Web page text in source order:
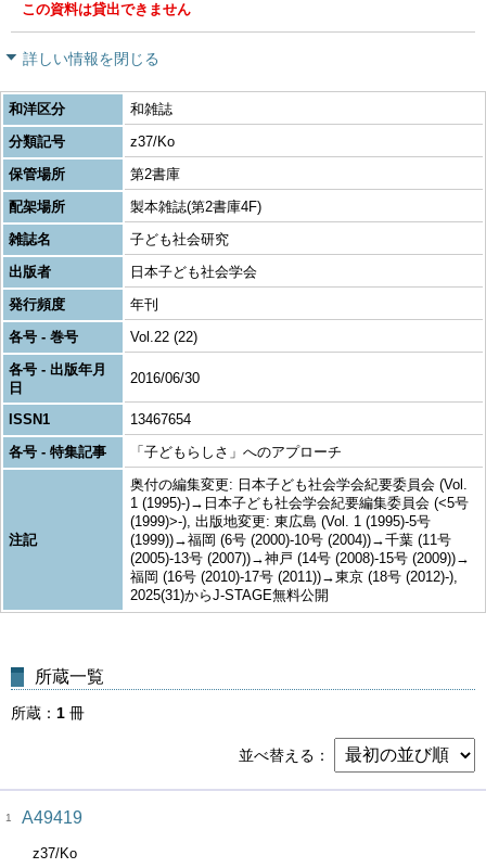
この資料は貸出できません
詳しい情報を閉じる
和洋区分
和雑誌
分類記号
z37/Ko
保管場所
第2書庫
配架場所
製本雑誌(第2書庫4F)
雑誌名
子ども社会研究
出版者
日本子ども社会学会
発行頻度
年刊
各号 - 巻号
Vol.22 (22)
各号 - 出版年月
日
2016/06/30
ISSN1
13467654
各号 - 特集記事
「子どもらしさ」へのアプローチ
注記
奥付の編集変更: 日本子ども社会学会紀要委員会 (Vol.
1 (1995)-)→日本子ども社会学会紀要編集委員会 (<5号
(1999)>-), 出版地変更: 東広島 (Vol. 1 (1995)-5号
(1999))→福岡 (6号 (2000)-10号 (2004))→千葉 (11号
(2005)-13号 (2007))→神戸 (14号 (2008)-15号 (2009))→
福岡 (16号 (2010)-17号 (2011))→東京 (18号 (2012)-),
2025(31)からJ-STAGE無料公開
所蔵一覧
所蔵 1 冊
並べ替える
1 A49419
z37/Ko